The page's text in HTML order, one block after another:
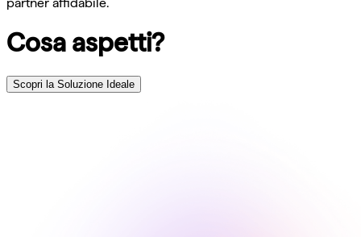
Cosa aspetti?
Scopri la Soluzione Ideale